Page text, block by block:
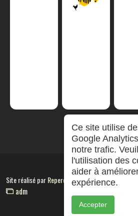
Site réalisé parRepereCom
adm
Ce site utilise
Google
notre trafic.
l'utilisation des
aider à
expérience.
Accepter